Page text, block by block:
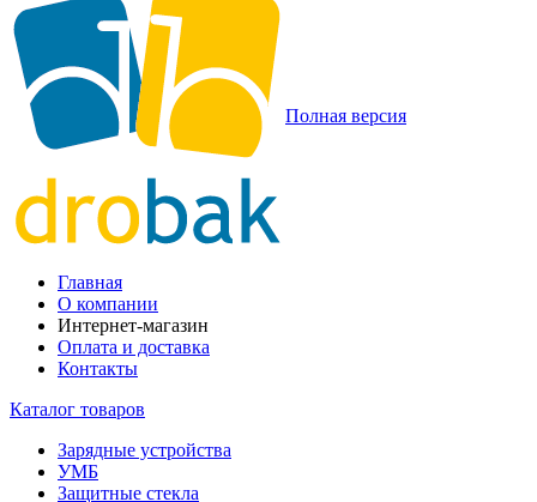
Полная версия
Главная
О компании
Интернет-магазин
Оплата и доставка
Контакты
Каталог товаров
Зарядные устройства
УМБ
Защитные стекла